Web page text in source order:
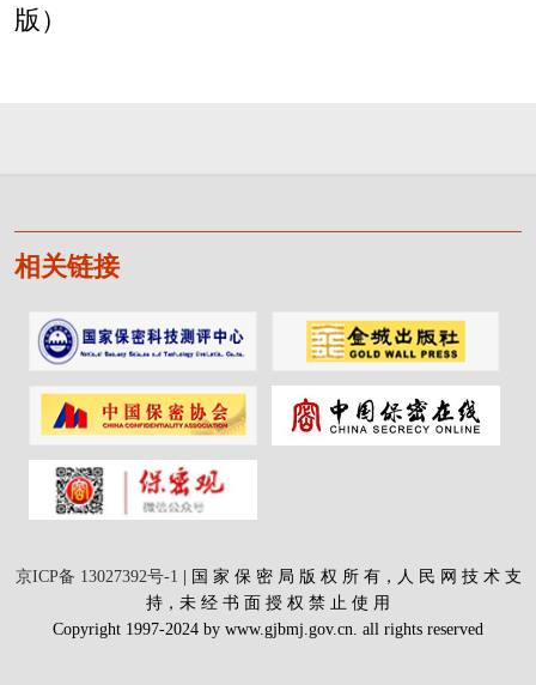
版）
相关链接
京ICP备 13027392号-1 | 国 家 保 密 局 版 权 所 有，人 民 网 技 术 支
持，未 经 书 面 授 权 禁 止 使 用
Copyright 1997-2024 by www.gjbmj.gov.cn. all rights reserved